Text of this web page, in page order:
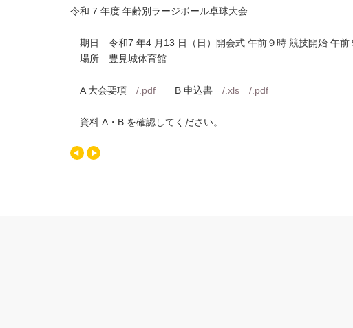
令和 7 年度 年齢別ラージボール卓球大会
期日 令和7 年4 月13 日（日）開会式 午前９時 競技開始 午前
場所 豊見城体育館
A 大会要項 /.pdf B 申込書 /.xls /.pdf
資料 A・B を確認してください。